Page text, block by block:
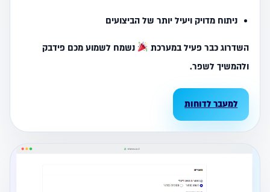
ניתוח מדויק ויעיל יותר של הביצועים
השדרוג כבר פעיל במערכת
נשמח לשמוע מכם פידבק
ולהמשיך לשפר.
למעבר לדוחות